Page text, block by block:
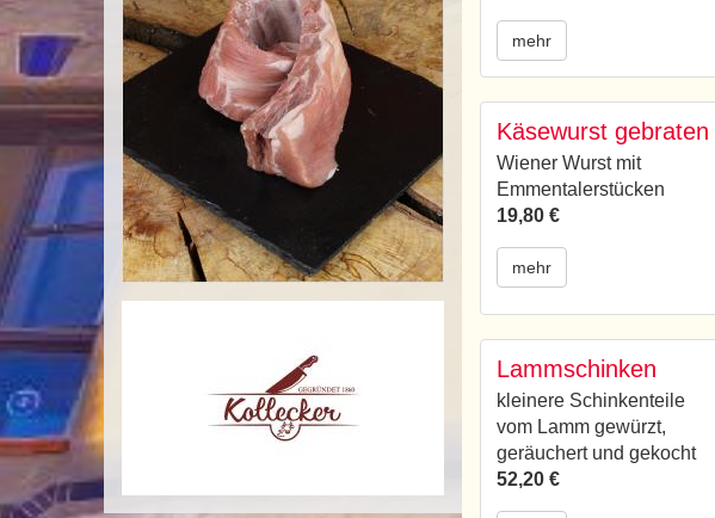
mehr
Käsewurst gebraten
Wiener Wurst mit
Emmentalerstücken
19,80 €
mehr
Lammschinken
kleinere Schinkenteile
vom Lamm gewürzt,
geräuchert und gekocht
52,20 €